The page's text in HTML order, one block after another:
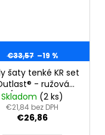
€33,57 –19 %
šaty tenké KR set
- ružová
sv.ružová kvety
Skladom (2 ks)
€21,84 bez DPH
€26,86